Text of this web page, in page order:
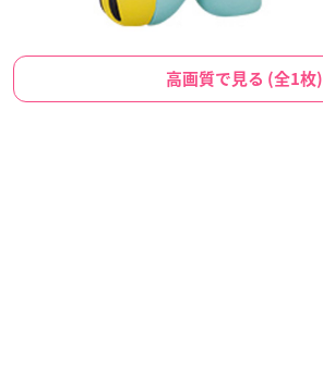
高画質で見る (全1枚)